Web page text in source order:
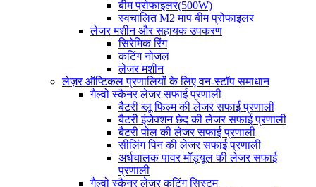
बीम प्रोफाइलर(500W)
स्वचालित M2 माप बीम प्रोफाइलर
लेजर मशीन और सहायक उपकरण
सिरेमिक रिंग
कटिंग नोजल
लेजर मशीन
लेज़र ऑप्टिकल प्रणालियों के लिए वन-स्टॉप समाधान
गैल्वो स्कैनर लेजर सफाई प्रणाली
बैटरी ब्लू फिल्म की लेजर सफाई प्रणाली
बैटरी इंजेक्शन छेद की लेजर सफाई प्रणाली
बैटरी पोल की लेजर सफाई प्रणाली
सीलिंग पिन की लेजर सफाई प्रणाली
अर्धचालक पावर मॉड्यूल की लेजर सफाई
प्रणाली
गैल्वो स्कैनर लेजर कटिंग सिस्टम